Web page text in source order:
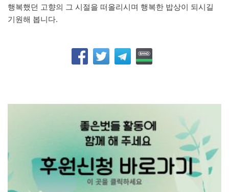
행복했던 고향의 그 시절을 떠올리시며 행복한 밥상이 되시길
기원해 봅니다.